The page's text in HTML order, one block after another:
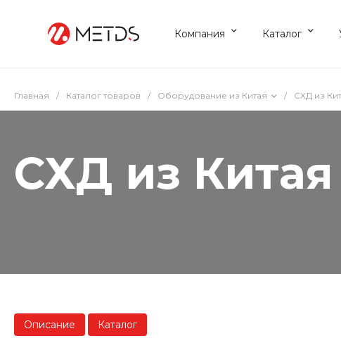
Компания Каталог
Главная / Каталог товаров / Оборудование из Китая / СХД из
СХД из Китая
Описание Каталог